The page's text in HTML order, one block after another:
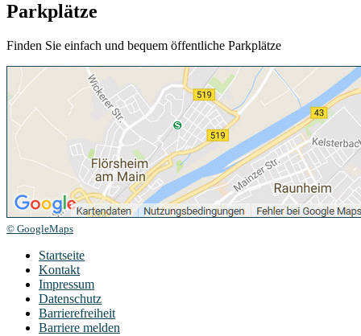
Parkplätze
Finden Sie einfach und bequem öffentliche Parkplätze
© GoogleMaps
Startseite
Kontakt
Impressum
Datenschutz
Barrierefreiheit
Barriere melden